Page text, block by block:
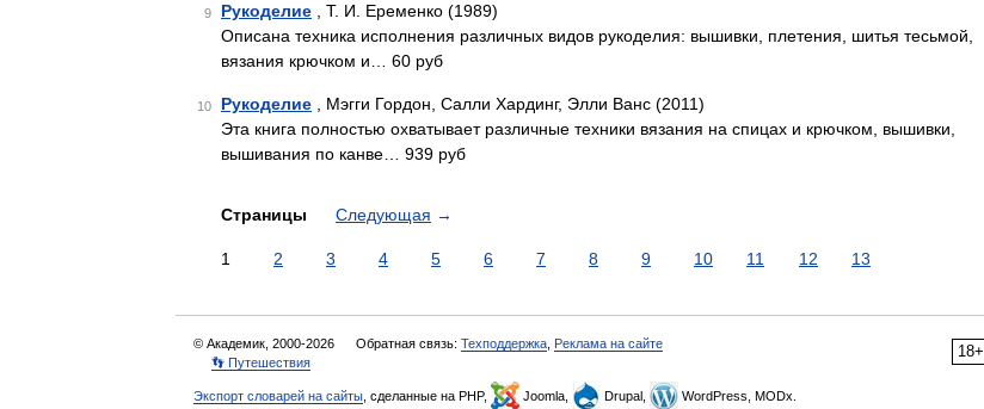
9 Рукоделие , Т. И. Еременко (1989)
Описана техника исполнения различных видов рукоделия: вышивки, плетения, шитья тесьмой,
вязания крючком и… 60 руб
10 Рукоделие , Мэгги Гордон, Салли Хардинг, Элли Ванс (2011)
Эта книга полностью охватывает различные техники вязания на спицах и крючком, вышивки,
вышивания по канве… 939 руб
Страницы Следующая →
1 2 3 4 5 6 7 8 9 10 11 12 13
18+
© Академик, 2000-2026 Обратная связь: Техподдержка Реклама на сайте
👣 Путешествия
Экспорт словарей на сайты , сделанные на PHP, Joomla, Drupal, WordPress, MODx.